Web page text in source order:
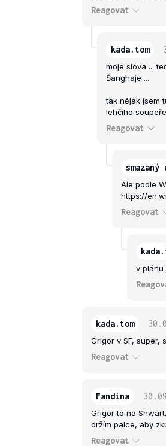
Reagovat
kada.tom
moje slova ...
Šanghaje ...
tak nějak jsem
lehčího
Reagovat
Ale podle
https://
Reagovat
v plánu
kada.tom
Grigor v SF, super,
Reagovat
Fandina
Grigor to na
držím palce, aby
Reagovat